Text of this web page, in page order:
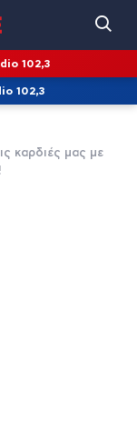
102,3
102,3
καρδιές μας με